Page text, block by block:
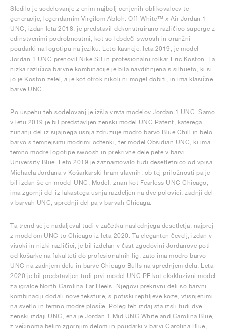
Sledilo je sodelovanje z enim najbolj cenjenih oblikovalcev te
generacije, legendarnim Virgilom Abloh. Off-White™ x Air Jordan 1
UNC, izdan leta 2018, je predstavil dekonstruirano različico superge z
edinstvenimi podrobnostmi, kot so lebdeči swoosh in oranžni
poudarki na logotipu na jeziku. Leto kasneje, leta 2019, je model
Jordan 1 UNC prenovil Nike SB in profesionalni rolkar Eric Koston. Ta
nizka različica barvne kombinacije je bila navdihnjena s silhueto, ki si
jo je Koston želel, a je kot otrok nikoli ni mogel dobiti, in ima klasične
barve UNC.
Po uspehu teh sodelovanj je izšla vrsta modelov Jordan 1 UNC. Samo
v letu 2019 je bil predstavljen ženski model UNC Patent, katerega
zunanji del iz sijajnega usnja združuje modro barvo Blue Chill in belo
barvo s temnejšimi modrimi odtenki, ter model Obsidian UNC, ki ima
temno modre logotipe swoosh in prekrivne dele pete v barvi
University Blue. Leto 2019 je zaznamovalo tudi desetletnico od vpisa
Michaela Jordana v Košarkarski hram slavnih, ob tej priložnosti pa je
bil izdan še en model UNC. Model, znan kot Fearless UNC Chicago,
ima zgornji del iz lakastega usnja razdeljen na dve polovici, zadnji del
v barvah UNC, sprednji del pa v barvah Chicaga.
Ta trend se je nadaljeval tudi v začetku naslednjega desetletja, najprej
z modelom UNC to Chicago iz leta 2020. Ta eleganten čevelj, izdan v
visoki in nizki različici, je bil izdelan v čast zgodovini Jordanove poti
od košarke na fakulteti do profesionalnih lig, zato ima modro barvo
UNC na zadnjem delu in barve Chicago Bulls na sprednjem delu. Leta
2020 je bil predstavljen tudi prvi model UNC PE kot ekskluzivni model
za igralce North Carolina Tar Heels. Njegovi prekrivni deli so barvni
kombinaciji dodali nove teksture, s potiski reptiljeve kože, vtisnjenimi
na svetlo in temno modre plošče. Poleg teh izdaj sta izšli tudi dve
ženski izdaji UNC, ena je Jordan 1 Mid UNC White and Carolina Blue,
z večinoma belim zgornjim delom in poudarki v barvi Carolina Blue,